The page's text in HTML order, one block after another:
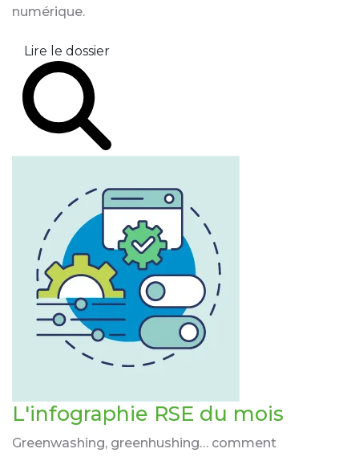
numérique.
Lire le dossier
L'infographie RSE du mois
Greenwashing, greenhushing… comment